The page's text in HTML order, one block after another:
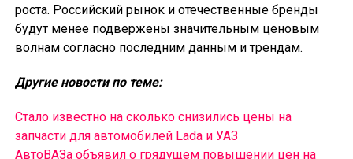
роста. Российский рынок и отечественные бренды
будут менее подвержены значительным ценовым
волнам согласно последним данным и трендам.
Другие новости по теме:
Стало известно на сколько снизились цены на
запчасти для автомобилей Lada и УАЗ
АвтоВАЗа объявил о грядущем повышении цен на